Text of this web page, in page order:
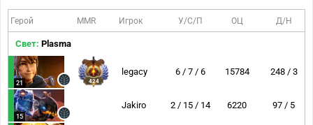
Герой MMR Игрок У/С/П ОЦ Д/Н
Свет: Plasma
21 424
legacy 6 / 7 / 6 15784 248 / 3
15
Jakiro 2 / 15 / 14 6220 97 / 5